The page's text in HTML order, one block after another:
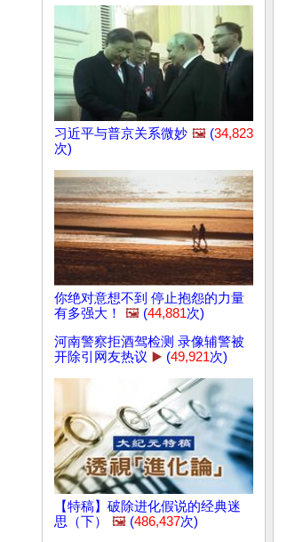
习近平与普京关系微妙 🖼️ (34,823
次)
你绝对意想不到 停止抱怨的力量
有多强大！
🖼️ (44,881次)
河南警察拒酒驾检测 录像辅警被
开除引网友热议 ▶️ (49,921次)
【特稿】破除进化假说的经典迷
思（下）
🖼️ (486,437次)